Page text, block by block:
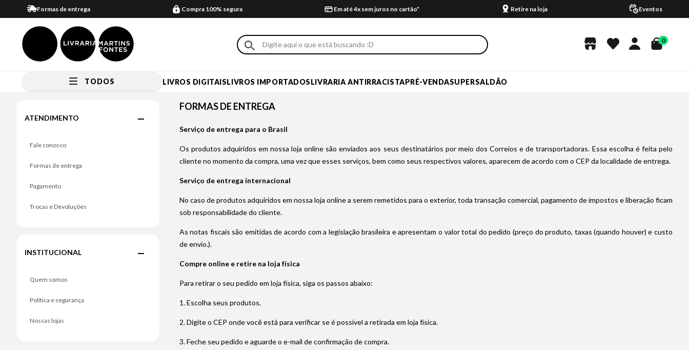
Formas de entrega Compra 100% segura Em até 4x sem juros no cartão* Retire na loja Eventos
0
TODOS LIVROS DIGITAISLIVROS IMPORTADOSLIVRARIA ANTIRRACISTAPRÉ-VENDASUPERSALDÃO
FORMAS DE ENTREGA
ATENDIMENTO
Fale conosco
Formas de entrega
Pagamento
Trocas e Devoluções
INSTITUCIONAL
Quem somos
Política e segurança
Nossas lojas
FORMAS DE ENTREGA
Serviço de entrega para o Brasil
Os produtos adquiridos em nossa loja online são enviados aos seus destinatários por meio dos Correios e de transportadoras. Essa escolha é feita pelo
cliente no momento da compra, uma vez que esses serviços, bem como seus respectivos valores, aparecem de acordo com o CEP da localidade de entrega.
Serviço de entrega internacional
No caso de produtos adquiridos em nossa loja online a serem remetidos para o exterior, toda transação comercial, pagamento de impostos e liberação ficam
sob responsabilidade do cliente.
As notas fiscais são emitidas de acordo com a legislação brasileira e apresentam o valor total do pedido (preço do produto, taxas (quando houver) e custo
de envio.).
Compre online e retire na loja física
Para retirar o seu pedido em loja física, siga os passos abaixo:
1. Escolha seus produtos.
2. Digite o CEP onde você está para verificar se é possível a retirada em loja física.
3. Feche seu pedido e aguarde o e-mail de confirmação de compra.